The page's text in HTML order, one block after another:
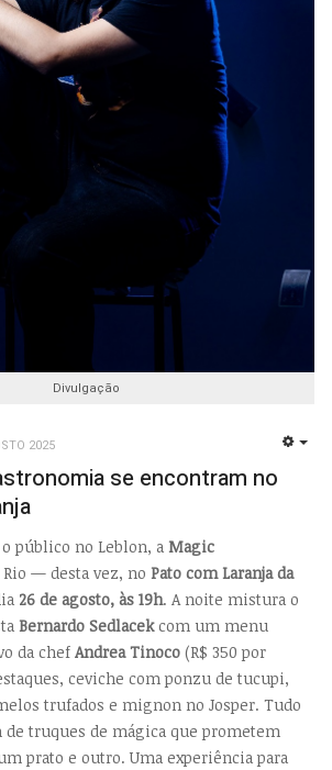
Divulgação
2025
se encontram no
público no Leblon, a Magic
Rio — desta vez, no Pato com Laranja da
26 de agosto, às 19h. A noite mistura o
Bernardo Sedlacekcom um menu
da chef Andrea Tinoco (R$ 350 por
ceviche com ponzu de tucupi,
trufados e mignon no Josper. Tudo
de truques de mágica que prometem
prato e outro. Uma experiência para